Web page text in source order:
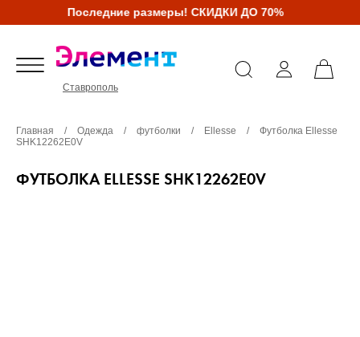
Последние размеры! СКИДКИ ДО 70%
Ставрополь
Главная / Одежда / футболки / Ellesse /
Футболка Ellesse
SHK12262E0V
ФУТБОЛКА ELLESSE SHK12262E0V